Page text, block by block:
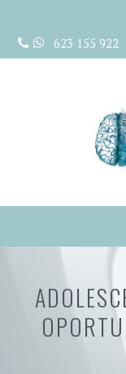
contenido
623 155 922